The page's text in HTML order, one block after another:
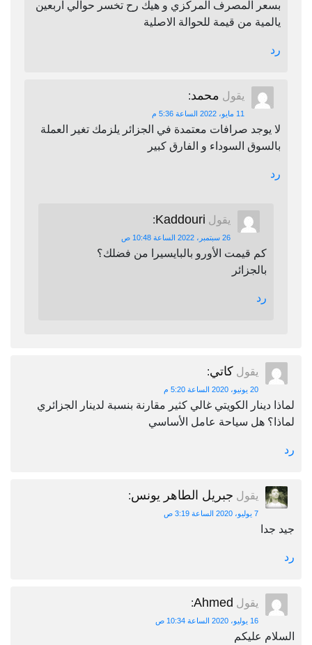
بسعر المصرف المركزي و هيك رح تخسر حوالي اربعين
يالمية من قيمة للحوالة الاصلية
رد
يقول محمد:
11 مايو، 2022 الساعة 5:36 م
لا يوجد صرافات معتمدة في الجزائر يلزمك تغير العملة
بالسوق السوداء و الفارق كبير
رد
يقول Kaddouri
:
26 سبتمبر، 2022 الساعة 10:48 ص
كم قيمت الأورو بالبايسيرا من فضلك؟
بالجزائر
رد
يقول كاتي:
20 يونيو، 2020 الساعة 5:20 م
لماذا دينار الكويتي غالي كثير مقارنة بنسبة لدينار الجزائري
لماذا؟ هل سياحة عامل الأساسي
رد
يقول جبريل الطاهر يونس:
7 يوليو، 2020 الساعة 3:19 ص
جيد جدا
رد
يقول Ahmed
:
16 يوليو، 2020 الساعة 10:34 ص
السلام عليكم